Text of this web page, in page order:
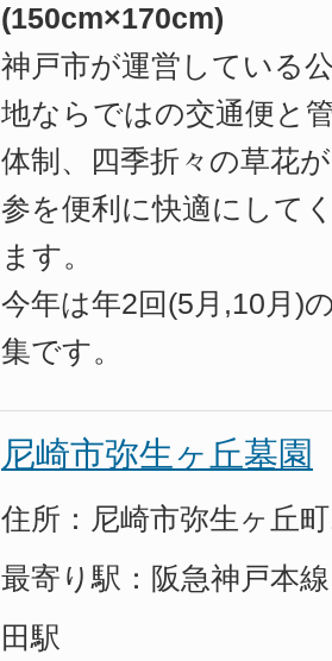
(150cm×170cm)
神戸市が運営している
地ならではの交通便と
体制、四季折々の草花
参を便利に快適にして
ます。
今年は年2回(5月,10月)
集です。
尼崎市弥生ヶ丘墓園
住所：尼崎市弥生ヶ丘
最寄り駅：阪急神戸本
田駅